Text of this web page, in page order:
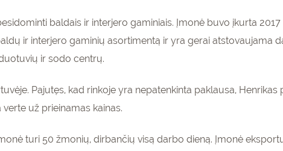
baldais ir interjero gaminiais. Įmonė buvo įkurta
ir interjero gaminių asortimentą ir yra gerai atstovaujama
ir sodo centrų.
Pajutęs, kad rinkoje yra nepatenkinta paklausa,
už prieinamas kainas.
turi 50 žmonių, dirbančių visą darbo dieną. Įmonė